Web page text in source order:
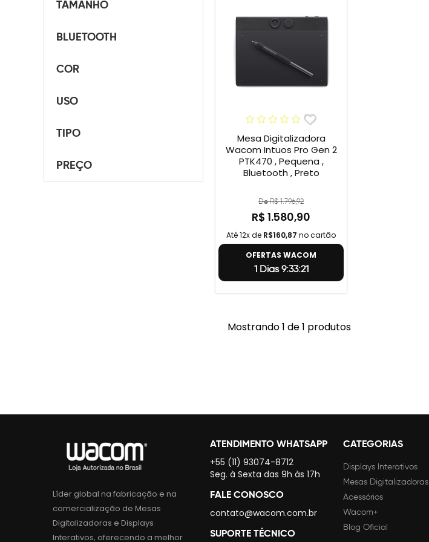
TAMANHO
BLUETOOTH
COR
USO
TIPO
PREÇO
Mesa Digitalizadora
Wacom Intuos Pro Gen 2
PTK470 , Pequena ,
Bluetooth , Preto
De R$ 1.796,92
R$ 1.580,90
Até 12x de R$160,87 no cartão
OFERTAS WACOM
1 Dias 9:33:20
Mostrando 1 de 1 produtos
Líder global na fabricação e na
comercialização de Mesas
Digitalizadoras e Displays
Interativos, oferecendo a melhor
ATENDIMENTO WHATSAPP
+55 (11) 93074-8712
Seg. à Sexta das 9h às 17h
FALE CONOSCO
contato@wacom.com.br
SUPORTE TÉCNICO
CATEGORIAS
Displays Interativos
Mesas Digitalizadoras
Acessórios
Wacom+
Blog Oficial